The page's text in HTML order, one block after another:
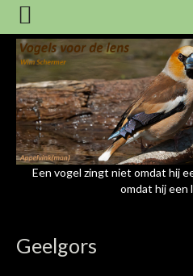
Een vogel zingt niet omdat hij
omdat hij een
Geelgors